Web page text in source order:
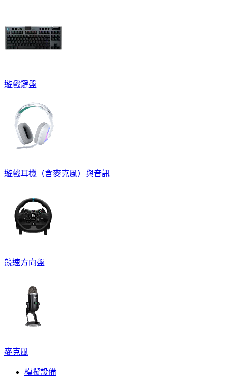
遊戲鍵盤
遊戲耳機（含麥克風）與音訊
競速方向盤
麥克風
模擬設備